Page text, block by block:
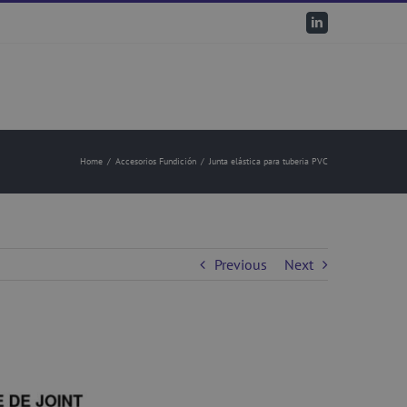
LinkedIn
Home / Accesorios Fundición / Junta elástica para tuberia PVC
Previous Next